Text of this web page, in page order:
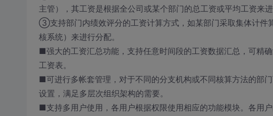
主管），其工资是根据全公司或某个部门的总工资或平均工资来进
③支持部门内绩效评分的工资计算方式，如某部门采取集体计件
核系统）来进行分配。
■强大的工资汇总功能，支持任意时间段的工资数据汇总，可精
工资表。
■可进行多帐套管理，对于不同的分支机构或不同核算方法的部
设置，满足多层次组织架构的需要。
■支持多用户使用，各用户根据权限使用相应的功能模块。各用